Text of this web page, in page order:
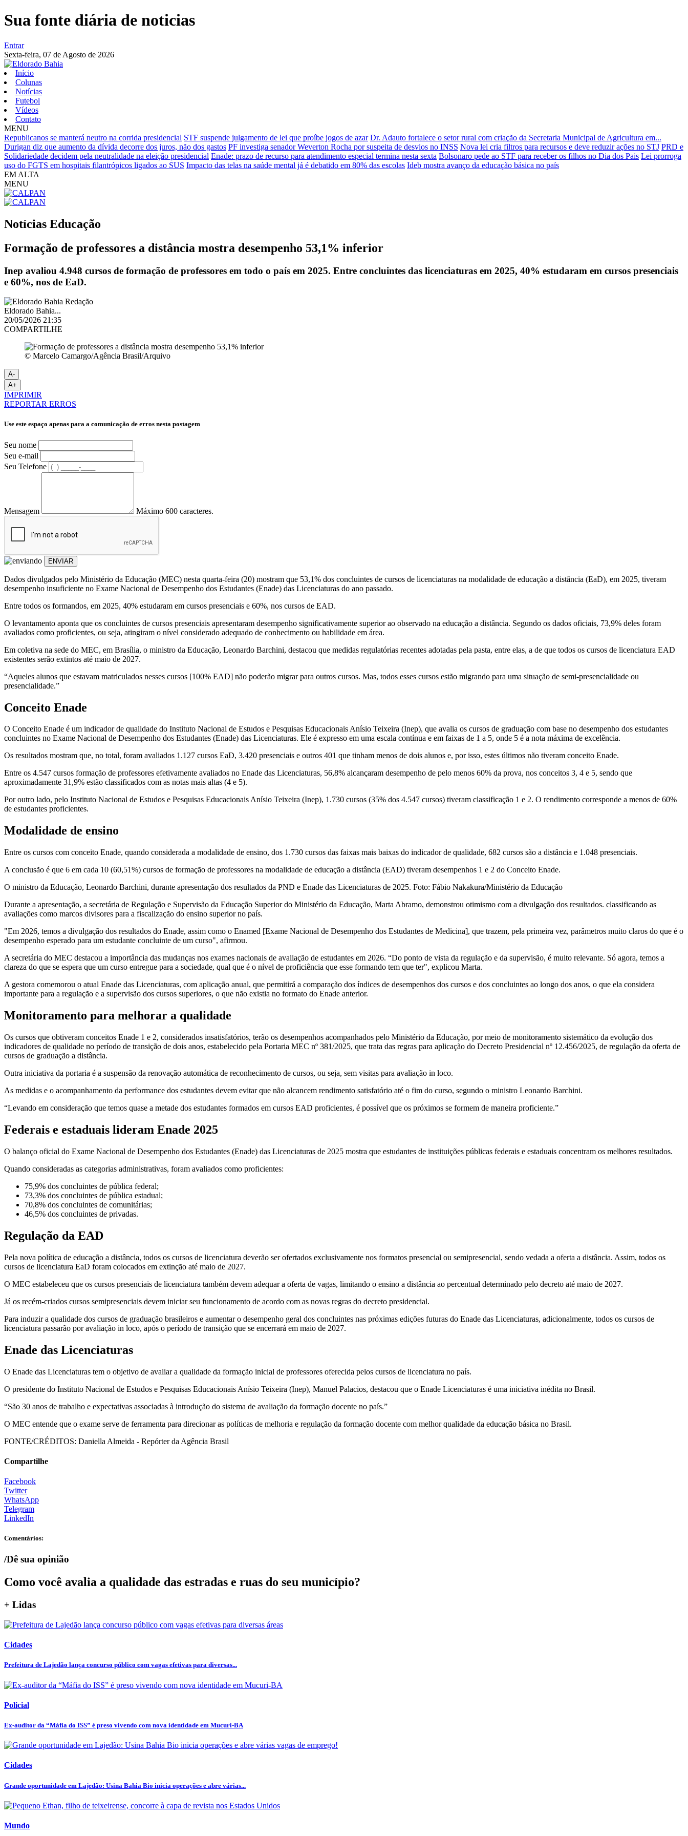
Sua fonte diária de noticias
Entrar
Sexta-feira, 07 de Agosto de 2026
Início
Colunas
Notícias
Futebol
Vídeos
Contato
MENU
Republicanos se manterá neutro na corrida presidencial STF suspende julgamento de lei que proíbe jogos de azar Dr. Adauto fortalece o setor rural com criação da Secretaria Municipal de Agricultura em...
Durigan diz que aumento da dívida decorre dos juros, não dos gastos PF investiga senador Weverton Rocha por suspeita de desvios no INSS Nova lei cria filtros para recursos e deve reduzir ações no STJ PRD e
Solidariedade decidem pela neutralidade na eleição presidencial Enade: prazo de recurso para atendimento especial termina nesta sexta Bolsonaro pede ao STF para receber os filhos no Dia dos Pais Lei prorroga
uso do FGTS em hospitais filantrópicos ligados ao SUS Impacto das telas na saúde mental já é debatido em 80% das escolas Ideb mostra avanço da educação básica no país
EM ALTA
MENU
Notícias Educação
Formação de professores a distância mostra desempenho 53,1% inferior
Inep avaliou 4.948 cursos de formação de professores em todo o país em 2025. Entre concluintes das licenciaturas em 2025, 40% estudaram em cursos presenciais
e 60%, nos de EaD.
Eldorado Bahia...
20/05/2026 21:35
COMPARTILHE
© Marcelo Camargo/Agência Brasil/Arquivo
A-
A+
IMPRIMIR
REPORTAR ERROS
Use este espaço apenas para a comunicação de erros nesta postagem
Seu nome
Seu e-mail
Seu Telefone
Mensagem Máximo 600 caracteres.
ENVIAR
Dados divulgados pelo Ministério da Educação (MEC) nesta quarta-feira (20) mostram que 53,1% dos concluintes de cursos de licenciaturas na modalidade de educação a distância (EaD), em 2025, tiveram
desempenho insuficiente no Exame Nacional de Desempenho dos Estudantes (Enade) das Licenciaturas do ano passado.
Entre todos os formandos, em 2025, 40% estudaram em cursos presenciais e 60%, nos cursos de EAD.
O levantamento aponta que os concluintes de cursos presenciais apresentaram desempenho significativamente superior ao observado na educação a distância. Segundo os dados oficiais, 73,9% deles foram
avaliados como proficientes, ou seja, atingiram o nível considerado adequado de conhecimento ou habilidade em área.
Em coletiva na sede do MEC, em Brasília, o ministro da Educação, Leonardo Barchini, destacou que medidas regulatórias recentes adotadas pela pasta, entre elas, a de que todos os cursos de licenciatura EAD
existentes serão extintos até maio de 2027.
“Aqueles alunos que estavam matriculados nesses cursos [100% EAD] não poderão migrar para outros cursos. Mas, todos esses cursos estão migrando para uma situação de semi-presencialidade ou
presencialidade.”
Conceito Enade
O Conceito Enade é um indicador de qualidade do Instituto Nacional de Estudos e Pesquisas Educacionais Anísio Teixeira (Inep), que avalia os cursos de graduação com base no desempenho dos estudantes
concluintes no Exame Nacional de Desempenho dos Estudantes (Enade) das Licenciaturas. Ele é expresso em uma escala contínua e em faixas de 1 a 5, onde 5 é a nota máxima de excelência.
Os resultados mostram que, no total, foram avaliados 1.127 cursos EaD, 3.420 presenciais e outros 401 que tinham menos de dois alunos e, por isso, estes últimos não tiveram conceito Enade.
Entre os 4.547 cursos formação de professores efetivamente avaliados no Enade das Licenciaturas, 56,8% alcançaram desempenho de pelo menos 60% da prova, nos conceitos 3, 4 e 5, sendo que
aproximadamente 31,9% estão classificados com as notas mais altas (4 e 5).
Por outro lado, pelo Instituto Nacional de Estudos e Pesquisas Educacionais Anísio Teixeira (Inep), 1.730 cursos (35% dos 4.547 cursos) tiveram classificação 1 e 2. O rendimento corresponde a menos de 60%
de estudantes proficientes.
Modalidade de ensino
Entre os cursos com conceito Enade, quando considerada a modalidade de ensino, dos 1.730 cursos das faixas mais baixas do indicador de qualidade, 682 cursos são a distância e 1.048 presenciais.
A conclusão é que 6 em cada 10 (60,51%) cursos de formação de professores na modalidade de educação a distância (EAD) tiveram desempenhos 1 e 2 do Conceito Enade.
O ministro da Educação, Leonardo Barchini, durante apresentação dos resultados da PND e Enade das Licenciaturas de 2025. Foto: Fábio Nakakura/Ministério da Educação
Durante a apresentação, a secretária de Regulação e Supervisão da Educação Superior do Ministério da Educação, Marta Abramo, demonstrou otimismo com a divulgação dos resultados. classificando as
avaliações como marcos divisores para a fiscalização do ensino superior no país.
"Em 2026, temos a divulgação dos resultados do Enade, assim como o Enamed [Exame Nacional de Desempenho dos Estudantes de Medicina], que trazem, pela primeira vez, parâmetros muito claros do que é o
desempenho esperado para um estudante concluinte de um curso", afirmou.
A secretária do MEC destacou a importância das mudanças nos exames nacionais de avaliação de estudantes em 2026. “Do ponto de vista da regulação e da supervisão, é muito relevante. Só agora, temos a
clareza do que se espera que um curso entregue para a sociedade, qual que é o nível de proficiência que esse formando tem que ter", explicou Marta.
A gestora comemorou o atual Enade das Licenciaturas, com aplicação anual, que permitirá a comparação dos índices de desempenhos dos cursos e dos concluintes ao longo dos anos, o que ela considera
importante para a regulação e a supervisão dos cursos superiores, o que não existia no formato do Enade anterior.
Monitoramento para melhorar a qualidade
Os cursos que obtiveram conceitos Enade 1 e 2, considerados insatisfatórios, terão os desempenhos acompanhados pelo Ministério da Educação, por meio de monitoramento sistemático da evolução dos
indicadores de qualidade no período de transição de dois anos, estabelecido pela Portaria MEC nº 381/2025, que trata das regras para aplicação do Decreto Presidencial nº 12.456/2025, de regulação da oferta de
cursos de graduação a distância.
Outra iniciativa da portaria é a suspensão da renovação automática de reconhecimento de cursos, ou seja, sem visitas para avaliação in loco.
As medidas e o acompanhamento da performance dos estudantes devem evitar que não alcancem rendimento satisfatório até o fim do curso, segundo o ministro Leonardo Barchini.
“Levando em consideração que temos quase a metade dos estudantes formados em cursos EAD proficientes, é possível que os próximos se formem de maneira proficiente.”
Federais e estaduais lideram Enade 2025
O balanço oficial do Exame Nacional de Desempenho dos Estudantes (Enade) das Licenciaturas de 2025 mostra que estudantes de instituições públicas federais e estaduais concentram os melhores resultados.
Quando consideradas as categorias administrativas, foram avaliados como proficientes:
75,9% dos concluintes de pública federal;
73,3% dos concluintes de pública estadual;
70,8% dos concluintes de comunitárias;
46,5% dos concluintes de privadas.
Regulação da EAD
Pela nova política de educação a distância, todos os cursos de licenciatura deverão ser ofertados exclusivamente nos formatos presencial ou semipresencial, sendo vedada a oferta a distância. Assim, todos os
cursos de licenciatura EaD foram colocados em extinção até maio de 2027.
O MEC estabeleceu que os cursos presenciais de licenciatura também devem adequar a oferta de vagas, limitando o ensino a distância ao percentual determinado pelo decreto até maio de 2027.
Já os recém-criados cursos semipresenciais devem iniciar seu funcionamento de acordo com as novas regras do decreto presidencial.
Para induzir a qualidade dos cursos de graduação brasileiros e aumentar o desempenho geral dos concluintes nas próximas edições futuras do Enade das Licenciaturas, adicionalmente, todos os cursos de
licenciatura passarão por avaliação in loco, após o período de transição que se encerrará em maio de 2027.
Enade das Licenciaturas
O Enade das Licenciaturas tem o objetivo de avaliar a qualidade da formação inicial de professores oferecida pelos cursos de licenciatura no país.
O presidente do Instituto Nacional de Estudos e Pesquisas Educacionais Anísio Teixeira (Inep), Manuel Palacios, destacou que o Enade Licenciaturas é uma iniciativa inédita no Brasil.
“São 30 anos de trabalho e expectativas associadas à introdução do sistema de avaliação da formação docente no país.”
O MEC entende que o exame serve de ferramenta para direcionar as políticas de melhoria e regulação da formação docente com melhor qualidade da educação básica no Brasil.
FONTE/CRÉDITOS: Daniella Almeida - Repórter da Agência Brasil
Compartilhe
Facebook
Twitter
WhatsApp
Telegram
LinkedIn
Comentários:
/Dê sua opinião
Como você avalia a qualidade das estradas e ruas do seu município?
+ Lidas
Cidades
Prefeitura de Lajedão lança concurso público com vagas efetivas para diversas...
Policial
Ex-auditor da “Máfia do ISS” é preso vivendo com nova identidade em Mucuri-BA
Cidades
Grande oportunidade em Lajedão: Usina Bahia Bio inicia operações e abre várias...
Mundo